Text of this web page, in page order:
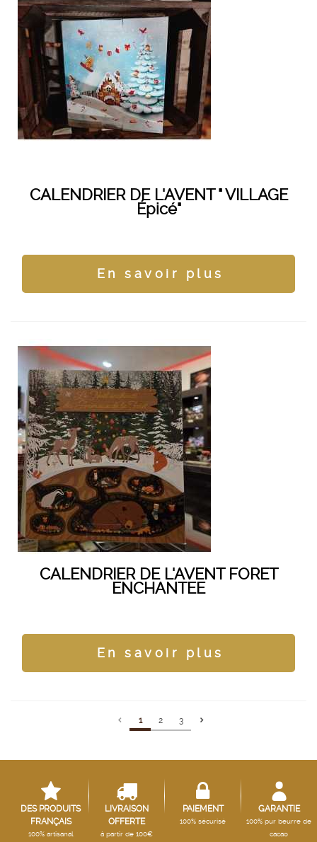
CALENDRIER DE L'AVENT " VILLAGE
Épicé"
En savoir plus
CALENDRIER DE L'AVENT FORET
ENCHANTEE
En savoir plus
1 2 3
DES PRODUITS
FRANÇAIS
100% artisanal
LIVRAISON
OFFERTE
à partir de 100€
PAIEMENT
100% sécurisé
GARANTIE
100% pur beurre de
cacao